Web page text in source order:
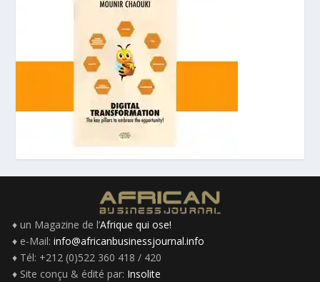
♦ un Magazine de l’Afrique qui ose!
♦ e-Mail: info@africanbusinessjournal.info
♦ Tél: +212 (0)522 360 418 / 420
♦ Site conçu & édité par: Insolite